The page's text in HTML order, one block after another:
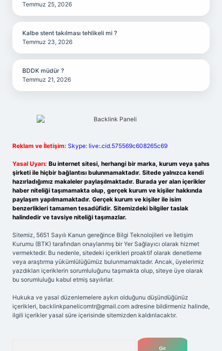
Temmuz 25, 2026
Kalbe stent takılması tehlikeli mi ?
Temmuz 23, 2026
BDDK müdür ?
Temmuz 21, 2026
Reklam ve İletişim: Skype: live:.cid.575569c608265c69
Yasal Uyarı: Bu internet sitesi, herhangi bir marka, kurum veya şahıs
şirketi ile hiçbir bağlantısı bulunmamaktadır. Sitede yalnızca kendi
hazırladığımız makaleler paylaşılmaktadır. Burada yer alan içerikler
haber niteliği taşımamakta olup, gerçek kurum ve kişiler hakkında
paylaşım yapılmamaktadır. Gerçek kurum ve kişiler ile isim
benzerlikleri tamamen tesadüfidir. Sitemizdeki bilgiler taslak
halindedir ve tavsiye niteliği taşımazlar.
Sitemiz, 5651 Sayılı Kanun gereğince Bilgi Teknolojileri ve İletişim
Kurumu (BTK) tarafından onaylanmış bir Yer Sağlayıcı olarak hizmet
vermektedir. Bu nedenle, sitedeki içerikleri proaktif olarak denetleme
veya araştırma yükümlülüğümüz bulunmamaktadır. Ancak, üyelerimiz
yazdıkları içeriklerin sorumluluğunu taşımakta olup, siteye üye olarak
bu sorumluluğu kabul etmiş sayılırlar.
Hukuka ve yasal düzenlemelere aykırı olduğunu düşündüğünüz
içerikleri, backlinkpanelicomtr@gmail.com adresine bildirmeniz halinde,
ilgili içerikler yasal süre içerisinde sitemizden kaldırılacaktır.